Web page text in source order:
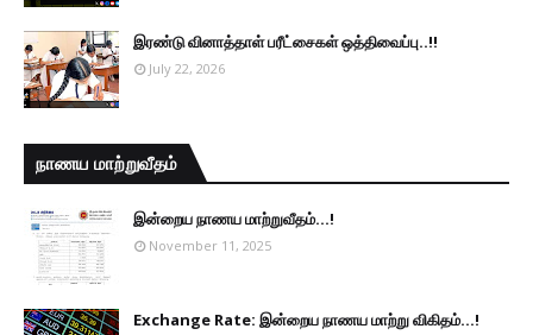
இரண்டு வினாத்தாள் பரீட்சைகள் ஒத்திவைப்பு..!!
July 22, 2026
நாணய மாற்றுவீதம்
இன்றைய நாணய மாற்றுவீதம்...!
November 11, 2025
Exchange Rate: இன்றைய நாணய மாற்று விகிதம்...!